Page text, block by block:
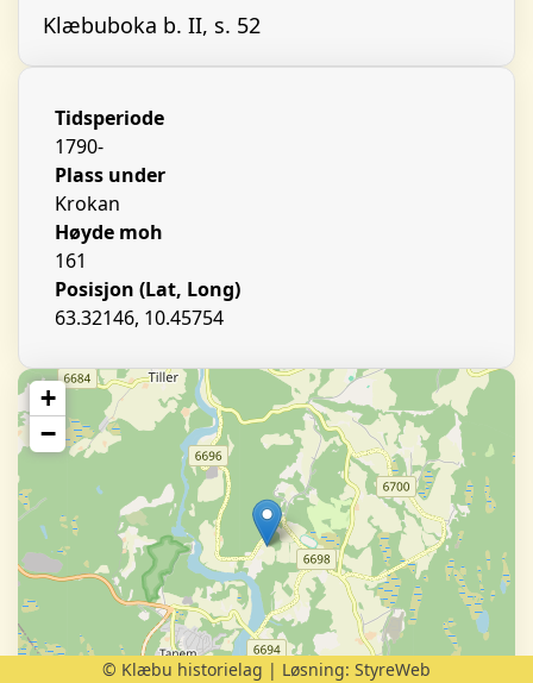
Klæbuboka b. II, s. 52
Tidsperiode
1790-
Plass under
Krokan
Høyde moh
161
Posisjon (Lat, Long)
63.32146, 10.45754
+
−
© Klæbu historielag | Løsning: StyreWeb